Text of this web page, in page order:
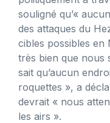
souligné qu’«
des attaques du
cibles possibles en
très bien que nous
sait qu’aucun
roquettes », a
devrait « nous
les airs ».